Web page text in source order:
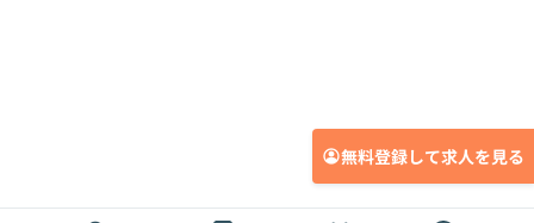
無料登録して求人を見る